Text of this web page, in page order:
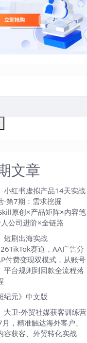
文章
小红书虚拟产品14天实战
-第7期：需求挖掘
原创×产品矩阵×内容笔
公司进阶×全链路
短剧出海实战
赛道，AA广告分
付费变现双模式，从账号
平台规则到回款全流程落
纪元》中文版
大卫-外贸社媒获客训练营
，精准触达海外客户、
容获客、外贸转化实战